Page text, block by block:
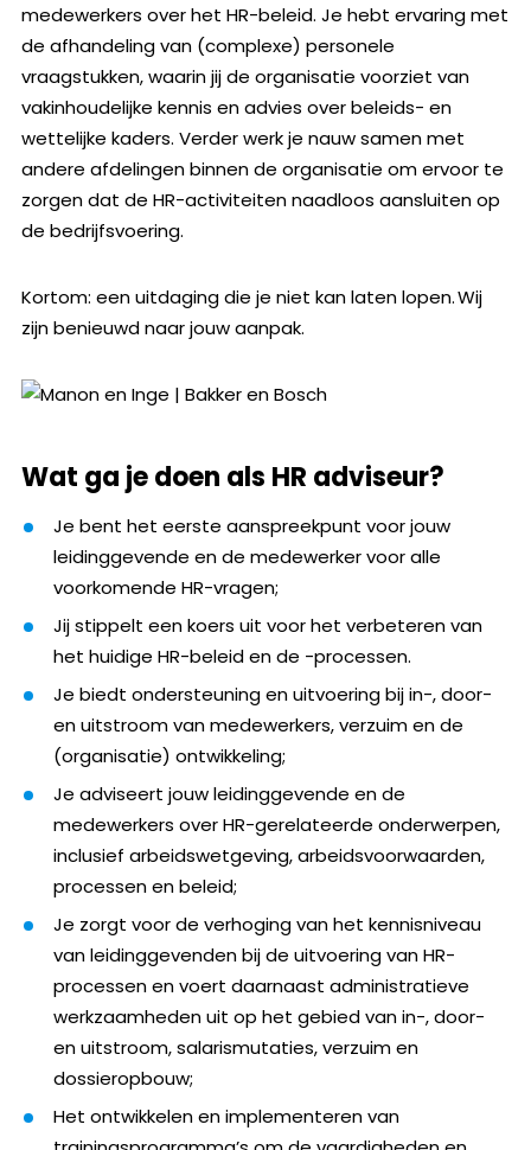
medewerkers over het HR-beleid. Je hebt ervaring met
de afhandeling van (complexe) personele
vraagstukken, waarin jij de organisatie voorziet van
vakinhoudelijke kennis en advies over beleids- en
wettelijke kaders. Verder werk je nauw samen met
andere afdelingen binnen de organisatie om ervoor te
zorgen dat de HR-activiteiten naadloos aansluiten op
de bedrijfsvoering.
Kortom: een uitdaging die je niet kan laten lopen. Wij
zijn benieuwd naar jouw aanpak.
Wat ga je doen als HR adviseur?
Je bent het eerste aanspreekpunt voor jouw
leidinggevende en de medewerker voor alle
voorkomende HR-vragen;
Jij stippelt een koers uit voor het verbeteren van
het huidige HR-beleid en de -processen.
Je biedt ondersteuning en uitvoering bij in-, door-
en uitstroom van medewerkers, verzuim en de
(organisatie) ontwikkeling;
Je adviseert jouw leidinggevende en de
medewerkers over HR-gerelateerde onderwerpen,
inclusief arbeidswetgeving, arbeidsvoorwaarden,
processen en beleid;
Je zorgt voor de verhoging van het kennisniveau
van leidinggevenden bij de uitvoering van HR-
processen en voert daarnaast administratieve
werkzaamheden uit op het gebied van in-, door-
en uitstroom, salarismutaties, verzuim en
dossieropbouw;
Het ontwikkelen en implementeren van